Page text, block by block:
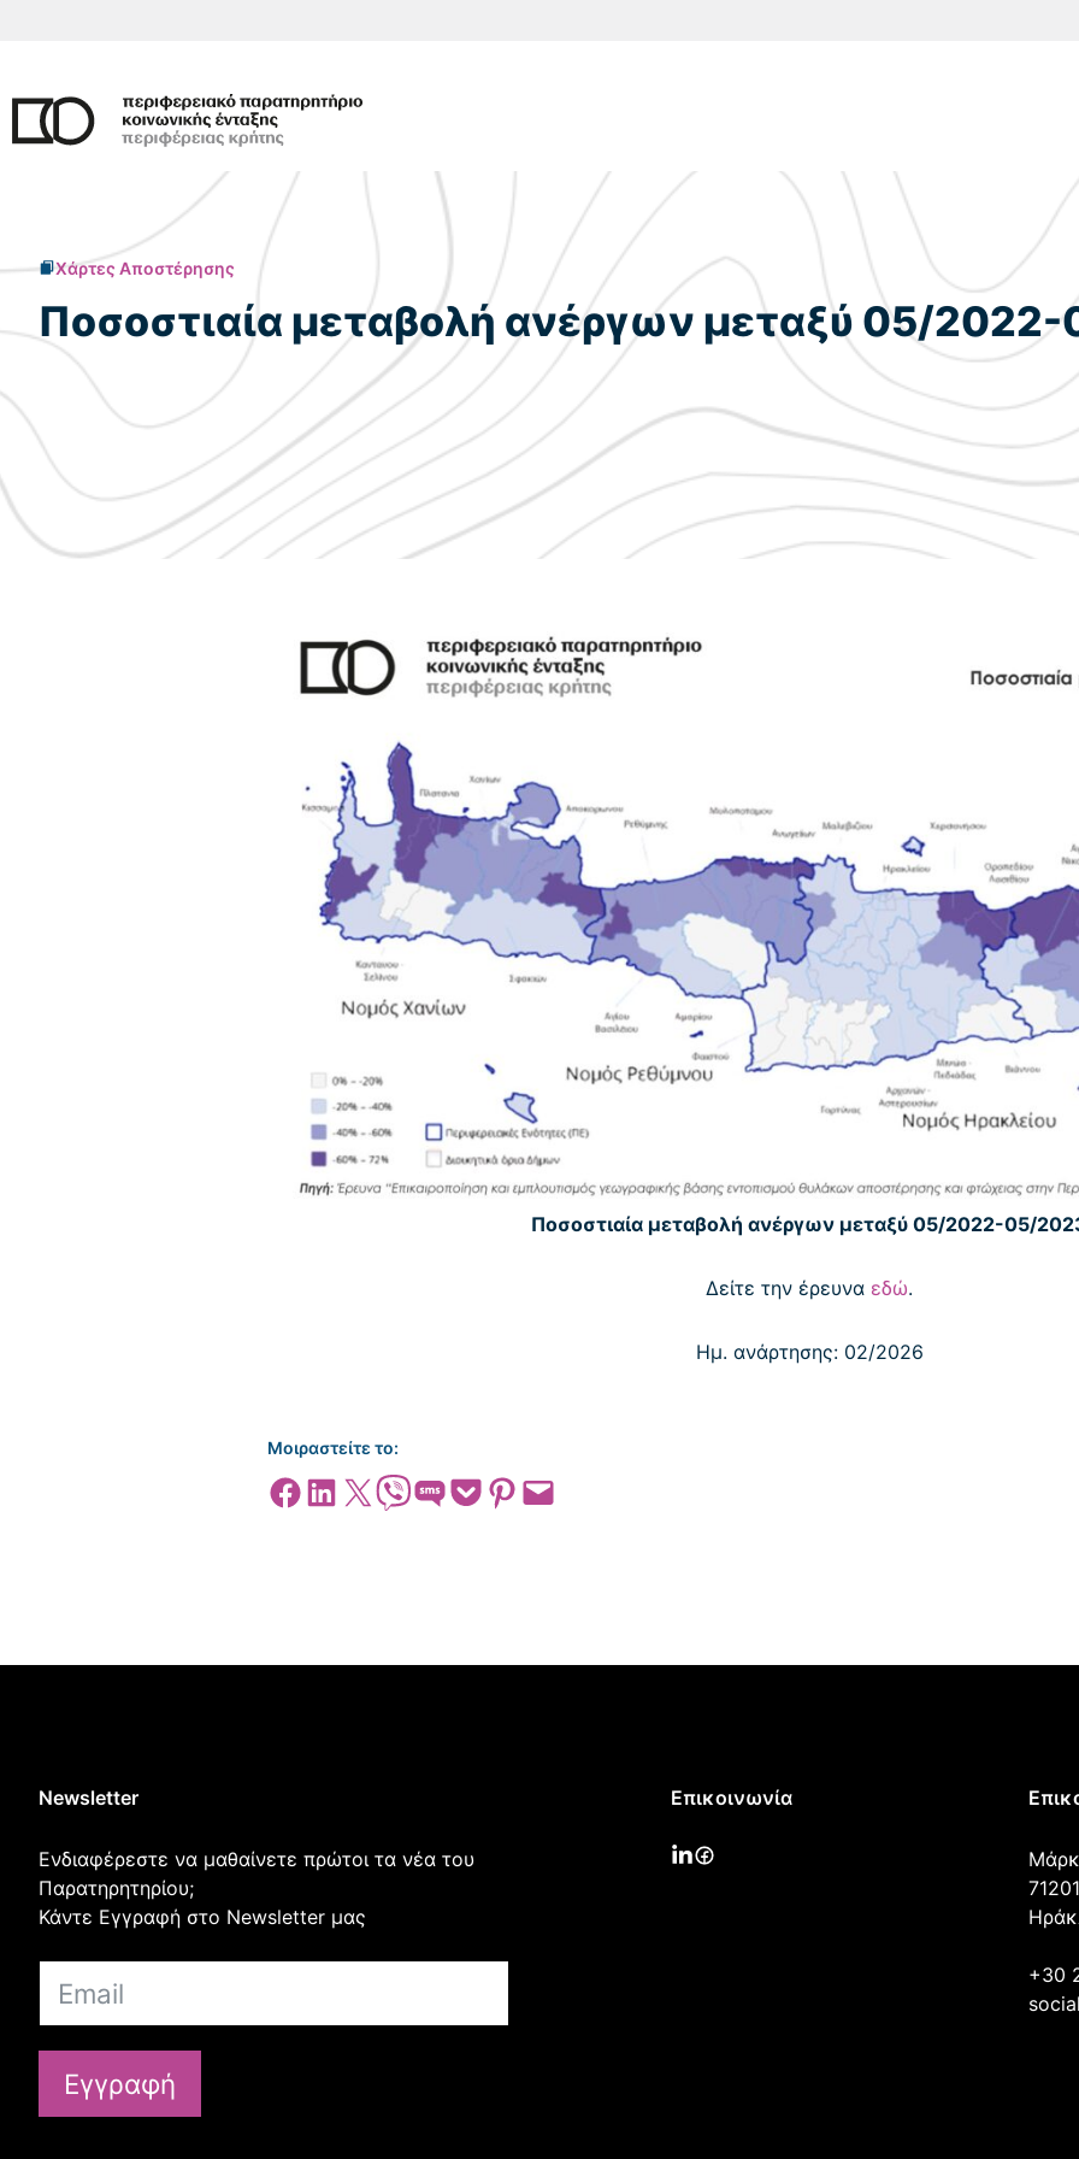
Χάρτες Αποστέρησης
Ποσοστιαία μεταβολή ανέργων μεταξύ 05/
Ποσοστιαία μεταβολή ανέργων μεταξύ 05/2022-05/
Δείτε την έρευνα εδώ.
Ημ. ανάρτησης: 02/2026
Μοιραστείτε το:
Share on Facebook
Share on LinkedIn
Share on X Share on ViberShare on SMSShare on Pocket
Share on Pinterest
Email this Page
Newsletter
Ενδιαφέρεστε να μαθαίνετε πρώτοι τα νέα του
Παρατηρητηρίου;
Κάντε Εγγραφή στο Newsletter μας
Εγγραφή
Επικοινωνία
+30